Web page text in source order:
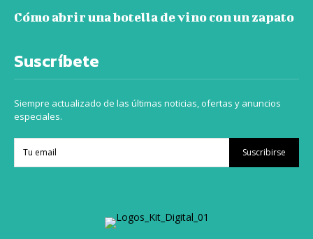
Cómo abrir una botella de vino con un zapato
Suscríbete
Siempre actualizado de las últimas noticias, ofertas y anuncios
especiales.
Suscribirse